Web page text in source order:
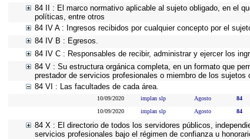
84 II : El marco normativo aplicable al sujeto obligado, en el
políticas, entre otros
84 IV A : Ingresos recibidos por cualquier concepto por el
84 IV B : Egresos.
84 IV C : Responsables de recibir, administrar y ejercer los
84 V : Su estructura orgánica completa, en un formato que
prestador de servicios profesionales o miembro de los
84 VI : Las facultades de cada área.
10/09/2020 implan slp Agosto 84
10/09/2020 implan slp Agosto 84
84 X : El directorio de todos los servidores públicos,
servicios profesionales bajo el régimen de confianza u